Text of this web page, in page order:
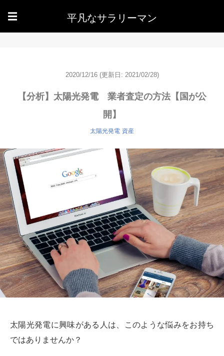
☰ 平凡なサラリーマン
2020/12/16 (更新日: 2021/02/28)
【分析】太陽光発電 業者査定の方法【国が公
開】
太陽光発電 資産
太陽光発電に興味がある人は、このような悩みをお持ち
ではありませんか？